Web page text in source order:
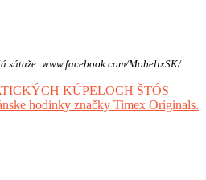
www.facebook.com/MobelixSK/
KÚPELOCH ŠTÓS
hodinky značky Timex Originals.